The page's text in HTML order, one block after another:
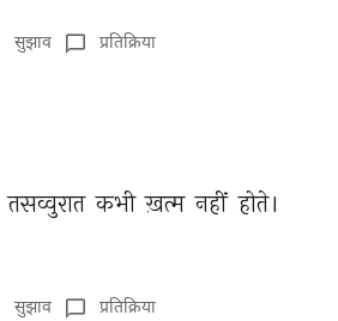
सुझाव प्रतिक्रिया
तसव्वुरात कभी ख़त्म नहीं होते।
सुझाव प्रतिक्रिया